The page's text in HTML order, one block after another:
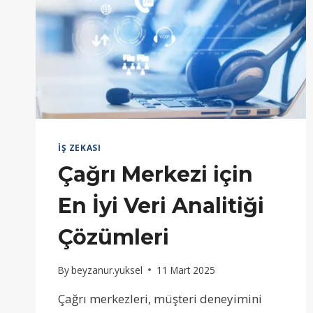
İŞ ZEKASI
Çağrı Merkezi için
En İyi Veri Analitiği
Çözümleri
Bybeyzanur.yuksel 11 Mart 2025
Çağrı merkezleri, müşteri deneyimini